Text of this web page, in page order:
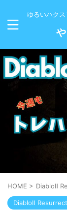
ゆるいハク
HOME > DiabloⅡ
DiabloⅡ